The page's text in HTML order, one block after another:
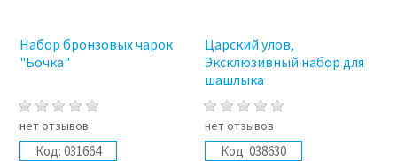
Набор бронзовых чарок
"Бочка"
нет отзывов
Код: 031664
Царский улов,
Эксклюзивный набор для
шашлыка
нет отзывов
Код: 038630